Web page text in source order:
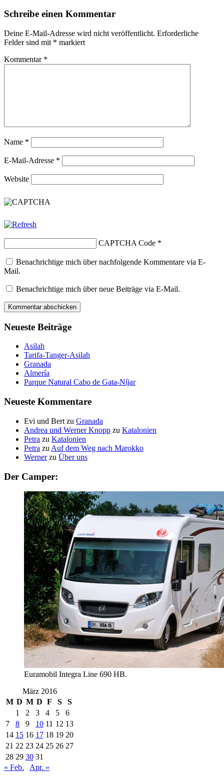
Schreibe einen Kommentar
Deine E-Mail-Adresse wird nicht veröffentlicht. Erforderliche
Felder sind mit * markiert
Kommentar *
Name *
E-Mail-Adresse *
Website
CAPTCHA Code *
Benachrichtige mich über nachfolgende Kommentare via E-
Mail.
Benachrichtige mich über neue Beiträge via E-Mail.
Neueste Beiträge
Asilah
Tarifa-Tanger-Asilah
Granada
Almería
Parque Natural Cabo de Gata-Níjar
Neueste Kommentare
Evi und Bert zu Granada
Andrea und Werner Knopp zu Katalonien
Petra zu Katalonien
Petra zu Auf dem Weg nach Marokko
Wernerzu Über uns
Der Camper:
Euramobil Integra Line 690 HB.
März 2016
M D M D F S
S
1
2 3 4 5
6
7
8 9 10 11 12 13
14 15 16 17 18 19 20
21 22 23 24 25 26 27
28 29 30 31
« Feb.
Apr. »